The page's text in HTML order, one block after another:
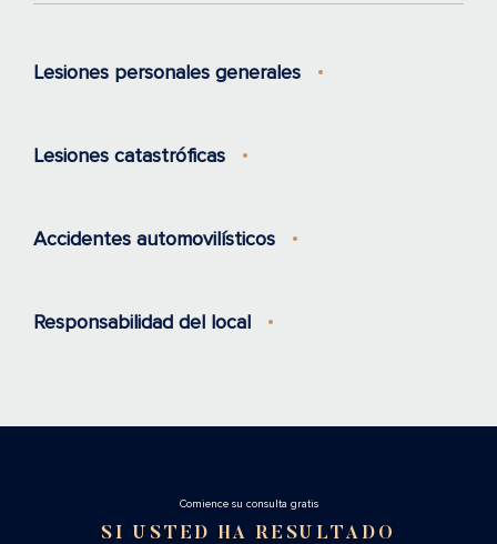
Lesiones personales generales
Lesiones catastróficas
Accidentes automovilísticos
Responsabilidad del local
Cоmience su consulta gratis
SI USTED HA RESULTADO